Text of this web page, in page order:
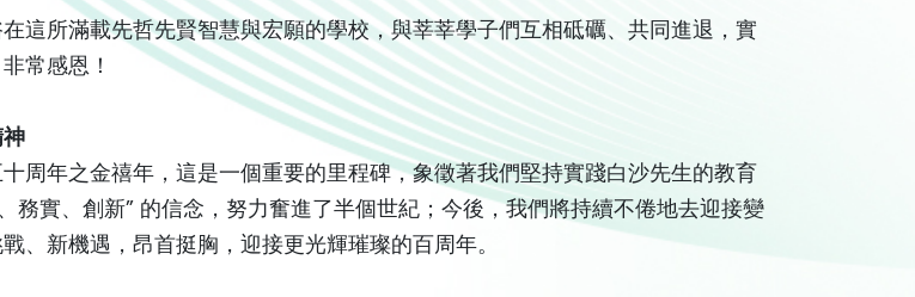
這所滿載先哲先賢智慧與宏願的學校，與莘莘學子們互相砥礪、共同進退，實
常感恩！
周年之金禧年，這是一個重要的里程碑，象徵著我們堅持實踐白沙先生的教育
務實、創新” 的信念，努力奮進了半個世紀；今後，我們將持續不倦地去迎接變
、新機遇，昂首挺胸，迎接更光輝璀璨的百周年。